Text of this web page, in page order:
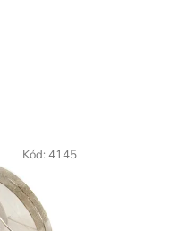
Kód: 4145